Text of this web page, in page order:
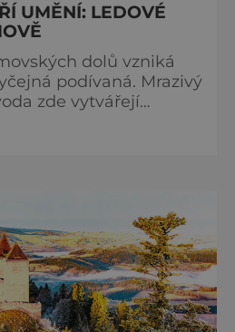
UMĚNÍ: LEDOVÉ
dolů vzniká
podívaná. Mrazivý
zde vytvářejí